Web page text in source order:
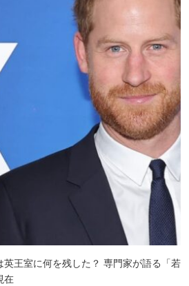
王室に何を残した？ 専門家が語る「若
在